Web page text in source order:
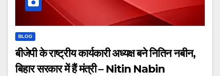
BLOG
बीजेपी के राष्ट्रीय कार्यकारी अध्यक्ष बने नितिन नबीन,
बिहार सरकार में हैं मंत्री – Nitin Nabin